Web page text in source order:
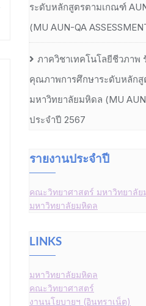
ระดับหลักสูตรตามเกณฑ์
(MU AUN-QA
ภาควิชาเทคโนโลยีชีวภาพ
คุณภาพการศึกษาระดับหลัก
มหาวิทยาลัยมหิดล (MU
ประจำปี 2567
รายงานประจำปี
คณะวิทยาศาสตร์ มหาวิทยาลัย
มหาวิทยาลัยมหิดล
LINKS
มหาวิทยาลัยมหิดล
คณะวิทยาศาสตร์
งานนโยบายฯ (อินทราเน็ต)